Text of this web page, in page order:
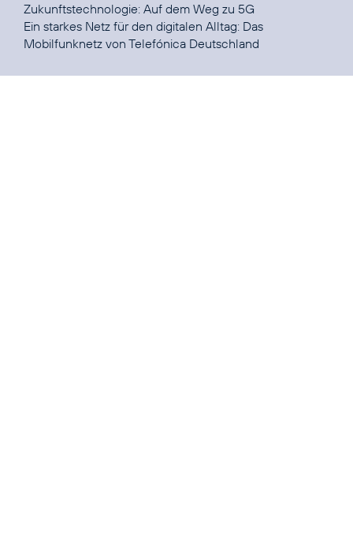
Zukunftstechnologie: Auf dem Weg zu 5G
Ein starkes Netz für den digitalen Alltag: Das
Mobilfunknetz von Telefónica Deutschland